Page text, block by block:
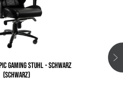
GAMING STUHL - SCHWARZ
(SCHWARZ)